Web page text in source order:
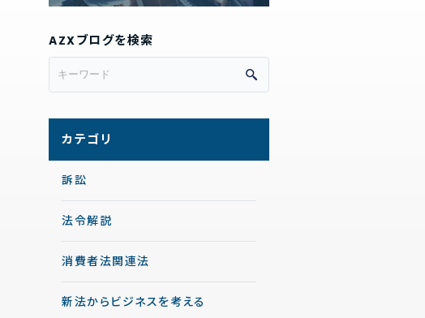
AZXブログを検索
カテゴリ
訴訟
法令解説
消費者法関連法
新法からビジネスを考える